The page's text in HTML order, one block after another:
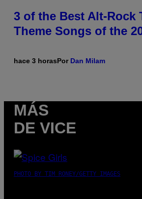
3 of the Best Alt-Rock
Theme Songs of the
hace 3 horasPor Dan Milam
MÁS
DE VICE
PHOTO BY TIM RONEY/GETTY IMAGES